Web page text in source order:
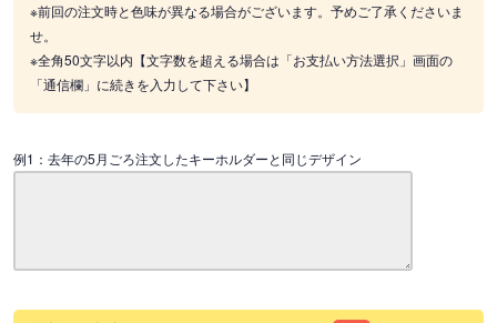
※前回の注文時と色味が異なる場合がございます。予めご了承くださいま
せ。
※全角50文字以内【文字数を超える場合は「お支払い方法選択」画面の
「通信欄」に続きを入力して下さい】
例1：去年の5月ごろ注文したキーホルダーと同じデザイン